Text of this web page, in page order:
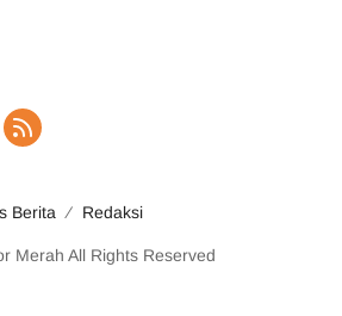
Berita Redaksi
Merah All Rights Reserved